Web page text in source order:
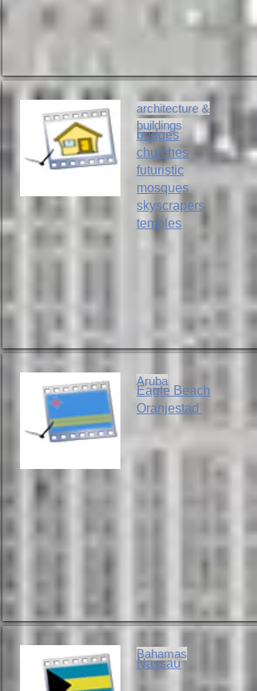
architecture &
buildings
bridges
churches
futuristic
mosques
skyscrapers
temples
Aruba
Eagle Beach
Oranjestad
Bahamas
Nassau